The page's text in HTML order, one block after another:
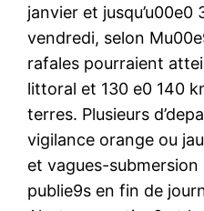
janvier et jusqu’u00e0
vendredi, selon
rafales pourraient
littoral et 130 e0 140
terres. Plusieurs
vigilance orange ou
et vagues-submersion
publie9s en fin de